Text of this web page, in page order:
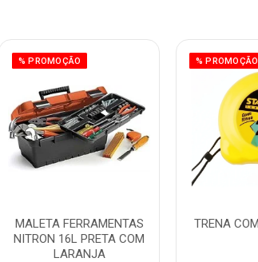
% PROMOÇÃO
MALETA FERRAMENTAS
NITRON 16L PRETA COM
LARANJA
% PROMOÇÃO
TRENA